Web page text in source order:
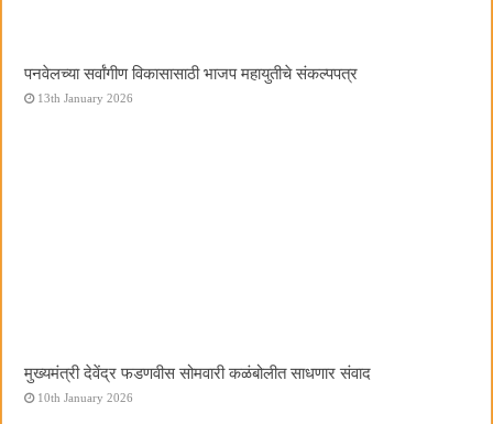
पनवेलच्या सर्वांगीण विकासासाठी भाजप महायुतीचे संकल्पपत्र
13th January 2026
मुख्यमंत्री देवेंद्र फडणवीस सोमवारी कळंबोलीत साधणार संवाद
10th January 2026